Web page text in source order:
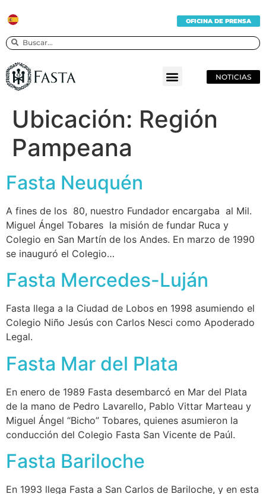
OFICINA DE PRENSA
NOTICIAS
Ubicación: Región
Pampeana
Fasta Neuquén
A fines de los 80, nuestro Fundador encargaba al Mil.
Miguel Ángel Tobares la misión de fundar Ruca y
Colegio en San Martín de los Andes. En marzo de 1990
se inauguró el Colegio…
Fasta Mercedes-Luján
Fasta llega a la Ciudad de Lobos en 1998 asumiendo el
Colegio Niño Jesús con Carlos Nesci como Apoderado
Legal.
Fasta Mar del Plata
En enero de 1989 Fasta desembarcó en Mar del Plata
de la mano de Pedro Lavarello, Pablo Vittar Marteau y
Miguel Ángel “Bicho” Tobares, quienes asumieron la
conducción del Colegio Fasta San Vicente de Paúl.
Fasta Bariloche
En 1993 llega Fasta a San Carlos de Bariloche, y en esta